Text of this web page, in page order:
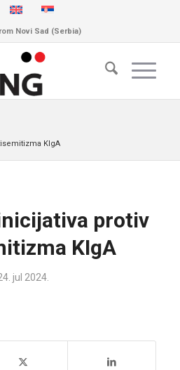
Novi Sad (Serbia)
KIgA
protiv
KIgA
jul 2024.